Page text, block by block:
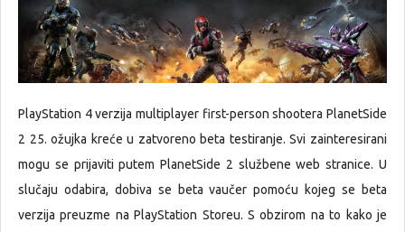
PlayStation 4 verzija multiplayer first-person shootera PlanetSide
2 25. ožujka kreće u zatvoreno beta testiranje. Svi zainteresirani
mogu se prijaviti putem PlanetSide 2 službene web stranice. U
slučaju odabira, dobiva se beta vaučer pomoću kojeg se beta
verzija preuzme na PlayStation Storeu. S obzirom na to kako je